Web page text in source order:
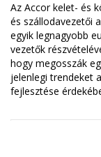
Az Accor kelet- és
és szállodavezetői
egyik legnagyobb
vezetők
hogy megosszák
jelenlegi trendeket
fejlesztése